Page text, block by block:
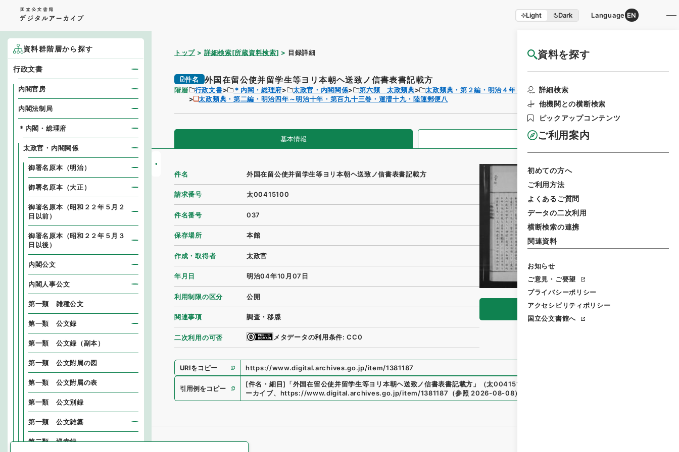
Light Dark Language EN
資料を探す
詳細検索
他機関との横断検索
ピックアップコンテンツ
ご利用案内
初めての方へ
ご利用方法
よくあるご質問
データの二次利用
横断検索の連携
関連資料
お知らせ
ご意見・ご要望
プライバシーポリシー
アクセシビリティポリシー
国立公文書館へ
トップ 詳細検索[所蔵資料検索] 目録詳細 国立公文書館HP利用案内
件名 外国在留公使并留学生等ヨリ本朝ヘ送致ノ信書表書記載方
階層 行政文書 ＊内閣・総理府 太政官・内閣関係 第六類 太政類典
太政類典・第２編・明治４年～明治１０年
太政類典・第二編・明治四年～明治十年・第百九十三巻・運漕十九・陸運郵便八
基本情報 全ての情報
閲覧
件名 外国在留公使并留学生等ヨリ本朝ヘ送致ノ信書表書記載方
請求番号 太00415100
件名番号 037
保存場所 本館
作成・取得者 太政官
年月日 明治04年10月07日
利用制限の区分 公開
関連事項 調査・移牒
二次利用の可否 メタデータの利用条件: CC0
URIをコピー https://www.digital.archives.go.jp/item/1381187
引用例をコピー
[件名・細目] 「外国在留公使并留学生等ヨリ本朝ヘ送致ノ信書表書記載方 」 （太00415100-03700
ーカイブ、 https://www.digital.archives.go.jp/item/1381187 （参照 2026-08-08）
資料群階層から探す
行政文書
内閣官房
内閣法制局
＊内閣・総理府
太政官・内閣関係
御署名原本（明治）
御署名原本（大正）
御署名原本（昭和２２年５月２
日以前）
御署名原本（昭和２２年５月３
日以後）
内閣公文
内閣人事公文
第一類 雑種公文
第一類 公文録
第一類 公文録（副本）
第一類 公文附属の図
第一類 公文附属の表
第一類 公文別録
第一類 公文雑纂
第二類 巡幸録